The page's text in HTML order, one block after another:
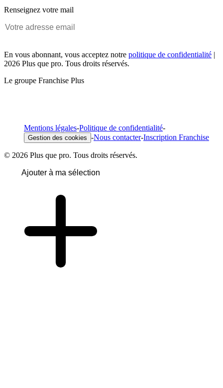
Renseignez votre mail
En vous abonnant, vous acceptez notre politique de confidentialité |
2026 Plus que pro. Tous droits réservés.
Le groupe Franchise Plus
Mentions légales-Politique de confidentialité-
Gestion des cookies -Nous contacter-Inscription Franchise
© 2026 Plus que pro. Tous droits réservés.
Ajouter à ma sélection